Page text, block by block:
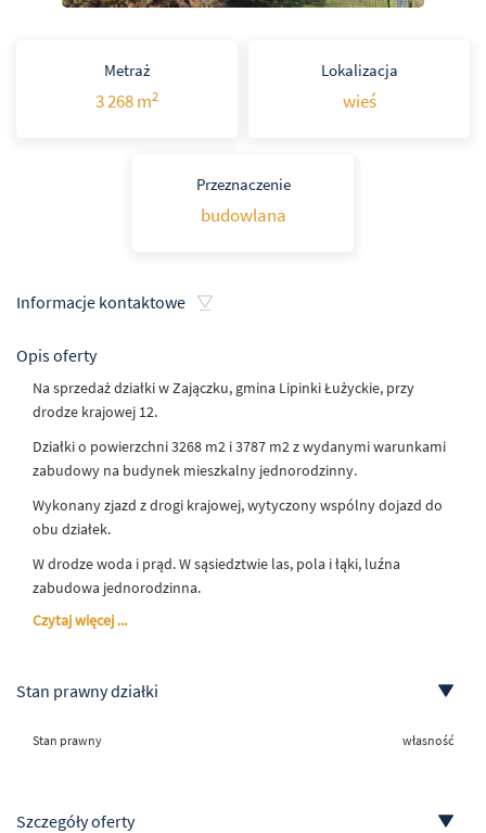
Metraż
3 268 m2
Lokalizacja
wieś
Przeznaczenie
budowlana
Informacje kontaktowe
Opis oferty
Na sprzedaż działki w Zajączku, gmina Lipinki Łużyckie, przy
drodze krajowej 12.
Działki o powierzchni 3268 m2 i 3787 m2 z wydanymi warunkami
zabudowy na budynek mieszkalny jednorodzinny.
Wykonany zjazd z drogi krajowej, wytyczony wspólny dojazd do
obu działek.
W drodze woda i prąd. W sąsiedztwie las, pola i łąki, luźna
zabudowa jednorodzinna.
Czytaj więcej ...
Stan prawny działki
Stan prawny własność
Szczegóły oferty